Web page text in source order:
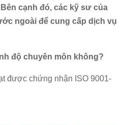
Bên cạnh đó, các kỹ sư của
ngoài để cung cấp dịch vụ
độ chuyên môn không?
được chứng nhận ISO 9001-